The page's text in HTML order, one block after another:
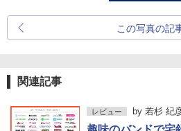
この写真の記
関連記事
レビュー by 若杉 紀